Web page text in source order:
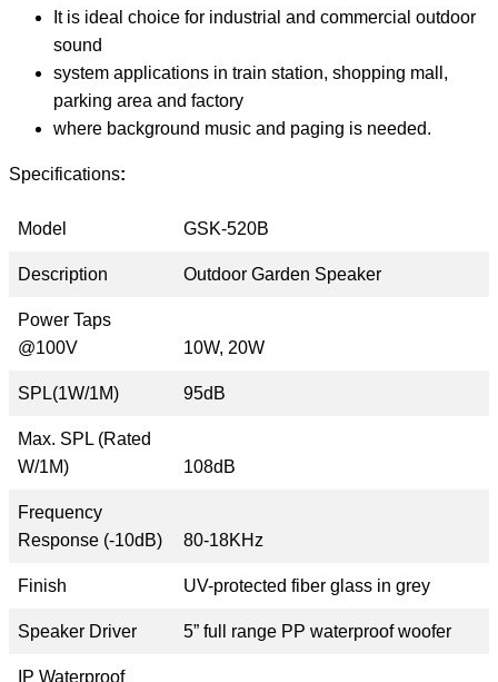
It is ideal choice for industrial and commercial outdoor
sound
system applications in train station, shopping mall,
parking area and factory
where background music and paging is needed.
Specifications:
Model GSK-520B
Description Outdoor Garden Speaker
Power Taps
@100V
10W, 20W
SPL(1W/1M) 95dB
Max. SPL (Rated
W/1M)
108dB
Frequency
Response (-10dB)
80-18KHz
Finish UV-protected fiber glass in grey
Speaker Driver 5” full range PP waterproof woofer
IP Waterproof